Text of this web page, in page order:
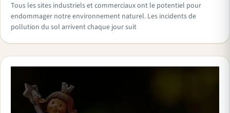
Tous les sites industriels et commerciaux ont le potentiel pour
endommager notre environnement naturel. Les incidents de
pollution du sol arrivent chaque jour suit